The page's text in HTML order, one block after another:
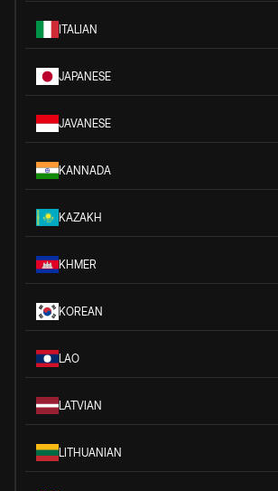
ITALIAN
JAPANESE
JAVANESE
KANNADA
KAZAKH
KHMER
KOREAN
LAO
LATVIAN
LITHUANIAN